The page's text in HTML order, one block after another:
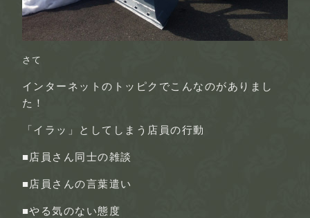
さて
インターネットのトッピクでこんなのがありまし
た！
「イラッ」 としてしまう店員の行動
■店員さん同士の雑談
■店員さんの言葉遣い
■やる気のない態度